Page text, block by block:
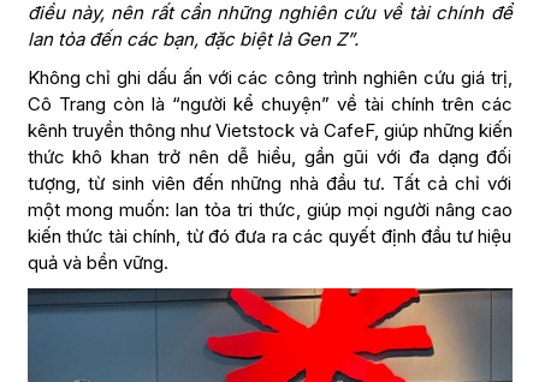
điều này, nên rất cần những nghiên cứu về tài chính để
lan tỏa đến các bạn, đặc biệt là Gen Z”.
Không chỉ ghi dấu ấn với các công trình nghiên cứu giá trị,
Cô Trang còn là “người kể chuyện” về tài chính trên các
kênh truyền thông như Vietstock và CafeF, giúp những kiến
thức khô khan trở nên dễ hiểu, gần gũi với đa dạng đối
tượng, từ sinh viên đến những nhà đầu tư. Tất cả chỉ với
một mong muốn: lan tỏa tri thức, giúp mọi người nâng cao
kiến thức tài chính, từ đó đưa ra các quyết định đầu tư hiệu
quả và bền vững.